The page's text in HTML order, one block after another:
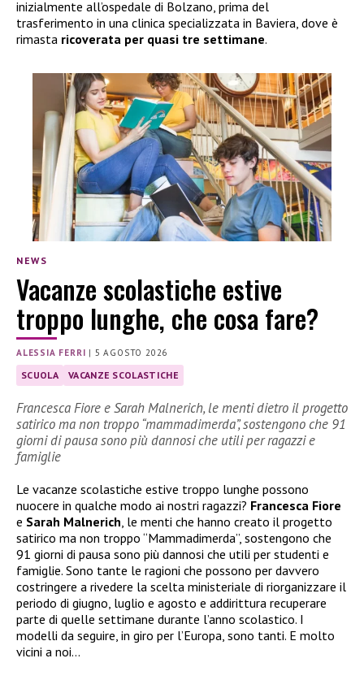
inizialmente all’ospedale di Bolzano, prima del
trasferimento in una clinica specializzata in Baviera, dove è
rimasta ricoverata per quasi tre settimane.
NEWS
Vacanze scolastiche estive
troppo lunghe, che cosa fare?
ALESSIA FERRI | 5 AGOSTO 2026
SCUOLA VACANZE SCOLASTICHE
Francesca Fiore e Sarah Malnerich, le menti dietro il progetto
satirico ma non troppo “mammadimerda”, sostengono che 91
giorni di pausa sono più dannosi che utili per ragazzi e
famiglie
Le vacanze scolastiche estive troppo lunghe possono
nuocere in qualche modo ai nostri ragazzi? Francesca Fiore
e Sarah Malnerich , le menti che hanno creato il progetto
satirico ma non troppo “Mammadimerda”, sostengono che
91 giorni di pausa sono più dannosi che utili per studenti e
famiglie. Sono tante le ragioni che possono per davvero
costringere a rivedere la scelta ministeriale di riorganizzare il
periodo di giugno, luglio e agosto e addirittura recuperare
parte di quelle settimane durante l’anno scolastico. I
modelli da seguire, in giro per l’Europa, sono tanti. E molto
vicini a noi…